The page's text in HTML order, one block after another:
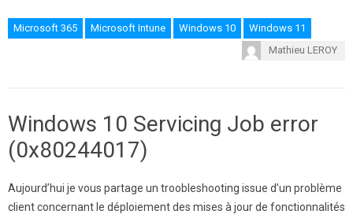
Microsoft 365 Microsoft Intune Windows 10
Windows 11
Mathieu LEROY
Windows 10 Servicing Job error
(0x80244017)
Aujourd’hui je vous partage un troobleshooting issue d’un problème
client concernant le déploiement des mises à jour de fonctionnalités